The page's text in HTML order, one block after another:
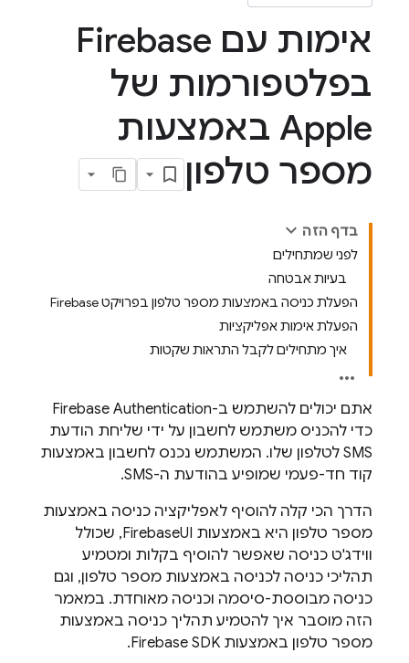
אימות עם Firebase
בפלטפורמות של
Apple באמצעות
מספר טלפון
בדף הזה
לפני שמתחילים
בעיות אבטחה
הפעלת כניסה באמצעות מספר טלפון בפרויקט Firebase
הפעלת אימות אפליקציות
איך מתחילים לקבל התראות שקטות
אתם יכולים להשתמש ב-Firebase Authentication
כדי להכניס משתמש לחשבון על ידי שליחת הודעת
SMS לטלפון שלו. המשתמש נכנס לחשבון באמצעות
קוד חד-פעמי שמופיע בהודעת ה-SMS.
הדרך הכי קלה להוסיף לאפליקציה כניסה באמצעות
מספר טלפון היא באמצעות FirebaseUI, שכולל
ווידג'ט כניסה שאפשר להוסיף בקלות ומטמיע
תהליכי כניסה לכניסה באמצעות מספר טלפון, וגם
כניסה מבוססת-סיסמה וכניסה מאוחדת. במאמר
הזה מוסבר איך להטמיע תהליך כניסה באמצעות
מספר טלפון באמצעות Firebase SDK.